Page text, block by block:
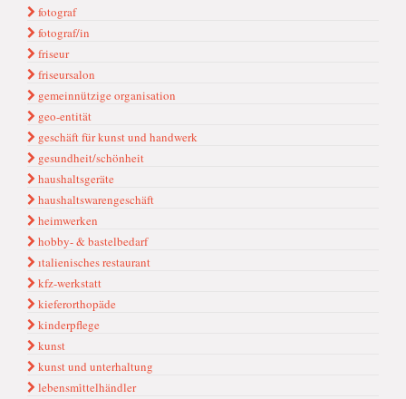
fotograf
fotograf/in
friseur
friseursalon
gemeinnützige organisation
geo-entität
geschäft für kunst und handwerk
gesundheit/schönheit
haushaltsgeräte
haushaltswarengeschäft
heimwerken
hobby- & bastelbedarf
ıtalienisches restaurant
kfz-werkstatt
kieferorthopäde
kinderpflege
kunst
kunst und unterhaltung
lebensmi̇ttelhändler